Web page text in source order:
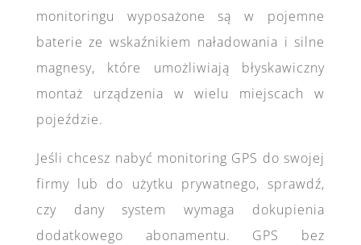
monitoringu wyposażone są w pojemne
baterie ze wskaźnikiem naładowania i silne
magnesy, które umożliwiają błyskawiczny
montaż urządzenia w wielu miejscach w
pojeździe.
Jeśli chcesz nabyć monitoring GPS do swojej
firmy lub do użytku prywatnego, sprawdź,
czy dany system wymaga dokupienia
dodatkowego abonamentu. GPS bez